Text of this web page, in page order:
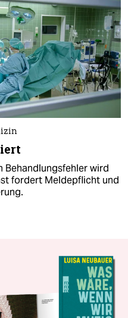
Behandlungsfehler wird
fordert Meldepflicht und